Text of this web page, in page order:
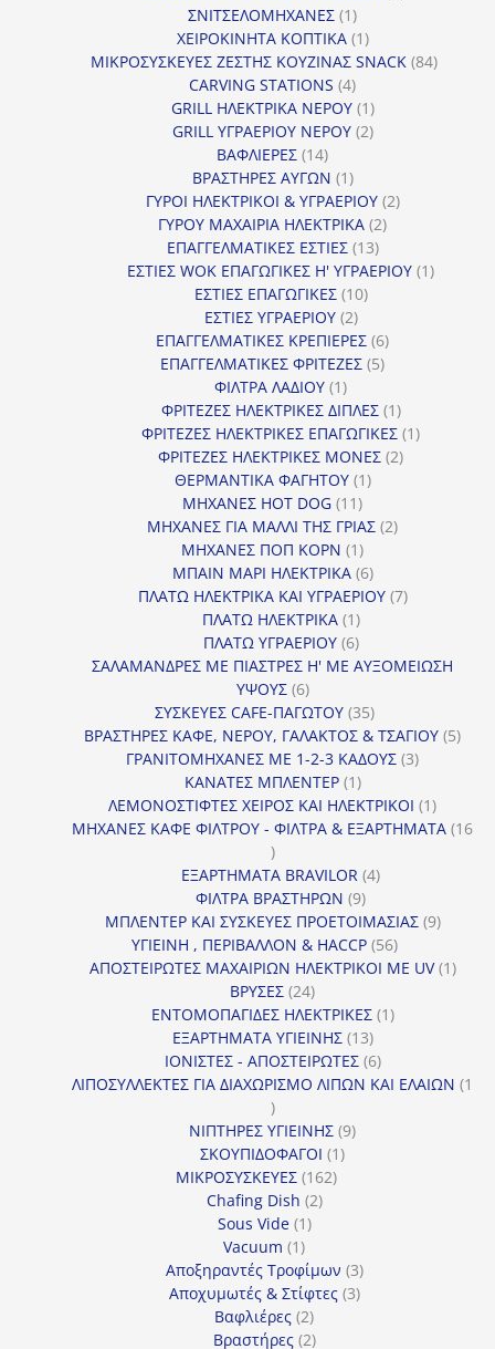
ΣΝΙΤΣΕΛΟΜΗΧΑΝΕΣ 11
προϊόν
ΧΕΙΡΟΚΙΝΗΤΑ ΚΟΠΤΙΚΑ 11
προϊόν
ΜΙΚΡΟΣΥΣΚΕΥΕΣ ΖΕΣΤΗΣ ΚΟΥΖΙΝΑΣ SNACK 8484
CARVING STATIONS 44
προϊόντα
GRILL ΗΛΕΚΤΡΙΚΑ ΝΕΡΟΥ 11
προϊόν
GRILL ΥΓΡΑΕΡΙΟΥ ΝΕΡΟΥ 22
ΒΑΦΛΙΕΡΕΣ 1414
προϊόντα
ΒΡΑΣΤΗΡΕΣ ΑΥΓΩΝ 11
προϊόν
ΓΥΡΟΙ ΗΛΕΚΤΡΙΚΟΙ & ΥΓΡΑΕΡΙΟΥ 22
ΓΥΡΟΥ ΜΑΧΑΙΡΙΑ ΗΛΕΚΤΡΙΚΑ 22
ΕΠΑΓΓΕΛΜΑΤΙΚΕΣ ΕΣΤΙΕΣ 1313
προϊόντα
ΕΣΤΙΕΣ WOK ΕΠΑΓΩΓΙΚΕΣ Η' ΥΓΡΑΕΡΙΟΥ 11
ΕΣΤΙΕΣ ΕΠΑΓΩΓΙΚΕΣ 1010
ΕΣΤΙΕΣ ΥΓΡΑΕΡΙΟΥ 22
προϊόντα
ΕΠΑΓΓΕΛΜΑΤΙΚΕΣ ΚΡΕΠΙΕΡΕΣ 66
προϊόντα
ΕΠΑΓΓΕΛΜΑΤΙΚΕΣ ΦΡΙΤΕΖΕΣ 55
ΦΙΛΤΡΑ ΛΑΔΙΟΥ 11
προϊόν
ΦΡΙΤΕΖΕΣ ΗΛΕΚΤΡΙΚΕΣ ΔΙΠΛΕΣ 11
προϊόν
ΦΡΙΤΕΖΕΣ ΗΛΕΚΤΡΙΚΕΣ ΕΠΑΓΩΓΙΚΕΣ 11
ΦΡΙΤΕΖΕΣ ΗΛΕΚΤΡΙΚΕΣ ΜΟΝΕΣ 22
ΘΕΡΜΑΝΤΙΚΑ ΦΑΓΗΤΟΥ 11
ΜΗΧΑΝΕΣ HOT DOG 1111
προϊόντα
ΜΗΧΑΝΕΣ ΓΙΑ ΜΑΛΛΙ ΤΗΣ ΓΡΙΑΣ 22
ΜΗΧΑΝΕΣ ΠΟΠ ΚΟΡΝ 11
προϊόν
ΜΠΑΙΝ ΜΑΡΙ ΗΛΕΚΤΡΙΚΑ 66
προϊόντα
ΠΛΑΤΩ ΗΛΕΚΤΡΙΚΑ ΚΑΙ ΥΓΡΑΕΡΙΟΥ 77
ΠΛΑΤΩ ΗΛΕΚΤΡΙΚΑ 11
προϊόν
ΠΛΑΤΩ ΥΓΡΑΕΡΙΟΥ 66
προϊόντα
ΣΑΛΑΜΑΝΔΡΕΣ ΜΕ ΠΙΑΣΤΡΕΣ Η' ΜΕ ΑΥΞΟΜΕΙΩΣΗ
ΥΨΟΥΣ 66
προϊόντα
ΣΥΣΚΕΥΕΣ CAFE-ΠΑΓΩΤΟΥ 3535
προϊόντα
ΒΡΑΣΤΗΡΕΣ ΚΑΦΕ, ΝΕΡΟΥ, ΓΑΛΑΚΤΟΣ & ΤΣΑΓΙΟΥ 55
ΓΡΑΝΙΤΟΜΗΧΑΝΕΣ ΜΕ 1-2-3 ΚΑΔΟΥΣ 33
ΚΑΝΑΤΕΣ ΜΠΛΕΝΤΕΡ 11
προϊόν
ΛΕΜΟΝΟΣΤΙΦΤΕΣ ΧΕΙΡΟΣ ΚΑΙ ΗΛΕΚΤΡΙΚΟΙ 11
προϊόν
ΜΗΧΑΝΕΣ ΚΑΦΕ ΦΙΛΤΡΟΥ - ΦΙΛΤΡΑ & ΕΞΑΡΤΗΜΑΤΑ 16
16
προϊόντα
ΕΞΑΡΤΗΜΑΤΑ BRAVILOR 44
ΦΙΛΤΡΑ ΒΡΑΣΤΗΡΩΝ 99
προϊόντα
ΜΠΛΕΝΤΕΡ ΚΑΙ ΣΥΣΚΕΥΕΣ ΠΡΟΕΤΟΙΜΑΣΙΑΣ 99
ΥΓΙΕΙΝΗ , ΠΕΡΙΒΑΛΛΟΝ & HACCP 5656
προϊόντα
ΑΠΟΣΤΕΙΡΩΤΕΣ ΜΑΧΑΙΡΙΩΝ ΗΛΕΚΤΡΙΚΟΙ ΜΕ UV 11
ΒΡΥΣΕΣ 2424
προϊόντα
ΕΝΤΟΜΟΠΑΓΙΔΕΣ ΗΛΕΚΤΡΙΚΕΣ 11
ΕΞΑΡΤΗΜΑΤΑ ΥΓΙΕΙΝΗΣ 1313
προϊόντα
ΙΟΝΙΣΤΕΣ - ΑΠΟΣΤΕΙΡΩΤΕΣ 66
προϊόντα
ΛΙΠΟΣΥΛΛΕΚΤΕΣ ΓΙΑ ΔΙΑΧΩΡΙΣΜΟ ΛΙΠΩΝ ΚΑΙ ΕΛΑΙΩΝ 1
1
προϊόν
ΝΙΠΤΗΡΕΣ ΥΓΙΕΙΝΗΣ 99
ΣΚΟΥΠΙΔΟΦΑΓΟΙ 11
ΜΙΚΡΟΣΥΣΚΕΥΕΣ 162162
Chafing Dish 22
Sous Vide 11
Vacuum 11
προϊόν
Αποξηραντές Τροφίμων 33
προϊόντα
Αποχυμωτές & Στίφτες 33
Βαφλιέρες 22
προϊόντα
Βραστήρες 22